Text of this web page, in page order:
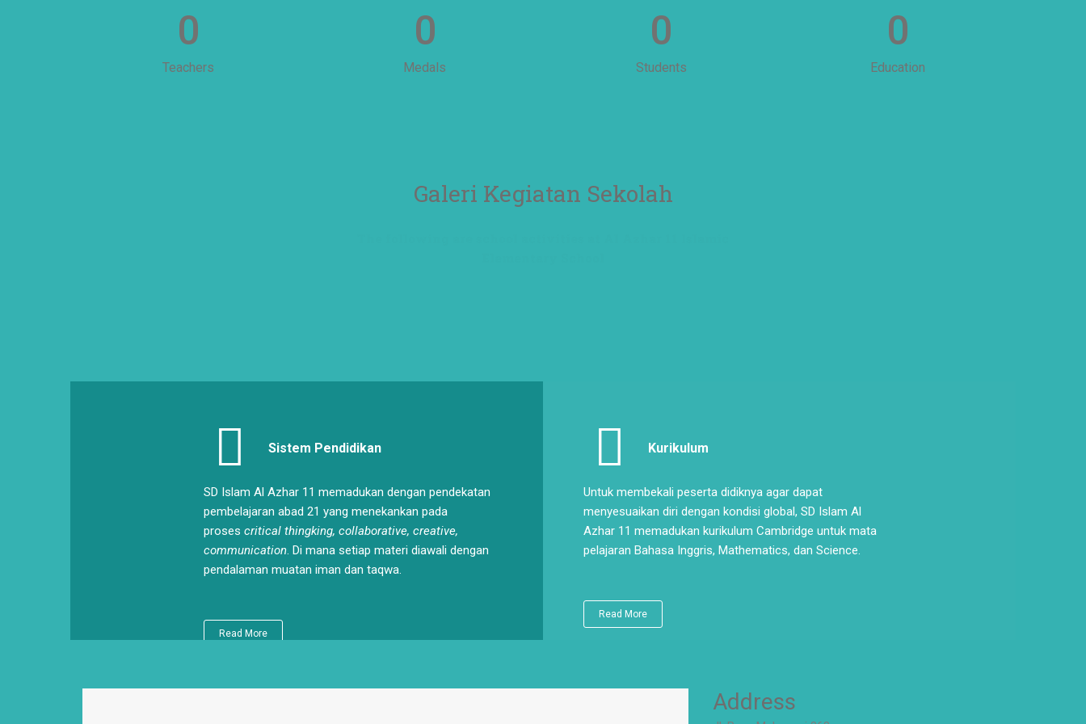
0
Teachers
0
Medals
0
Students
0
Education
Galeri Kegiatan Sekolah
Sistem Pendidikan
SD Islam Al Azhar 11 memadukan dengan pendekatan
pembelajaran abad 21 yang menekankan pada
proses critical thingking, collaborative, creative,
communication. Di mana setiap materi diawali dengan
pendalaman muatan iman dan taqwa.
Read More
Kurikulum
Untuk membekali peserta didiknya agar dapat
menyesuaikan diri dengan kondisi global, SD Islam Al
Azhar 11 memadukan kurikulum Cambridge untuk mata
pelajaran Bahasa Inggris, Mathematics, dan Science.
Read More
Address